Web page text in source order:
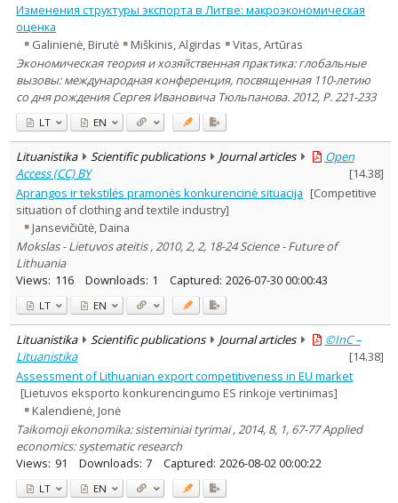
Изменения структуры экспорта в Литве: макроэкономическая
оценка
Galinienė, Birutė
Miškinis, Algirdas
Vitas, Artūras
Экономическая теория и хозяйственная практика: глобальные
вызовы: международная конференция, посвященная 110-летию
со дня рождения Сергея Ивановича Тюльпанова. 2012, P. 221-233
LT EN
Lituanistika Scientific publications Journal articles
Open
Access (CC) BY
[14.38]
Aprangos ir tekstilės pramonės konkurencinė situacija [Competitive
situation of clothing and textile industry]
Jansevičiūtė, Daina
Mokslas - Lietuvos ateitis , 2010, 2, 2, 18-24 Science - Future of
Lithuania
Views: 116 Downloads: 1 Captured: 2026-07-30 00:00:43
LT EN
Lituanistika Scientific publications Journal articles
©InC –
Lituanistika
[14.38]
Assessment of Lithuanian export competitiveness in EU market
[Lietuvos eksporto konkurencingumo ES rinkoje vertinimas]
Kalendienė, Jonė
Taikomoji ekonomika: sisteminiai tyrimai , 2014, 8, 1, 67-77 Applied
economics: systematic research
Views: 91 Downloads: 7 Captured: 2026-08-02 00:00:22
LT EN